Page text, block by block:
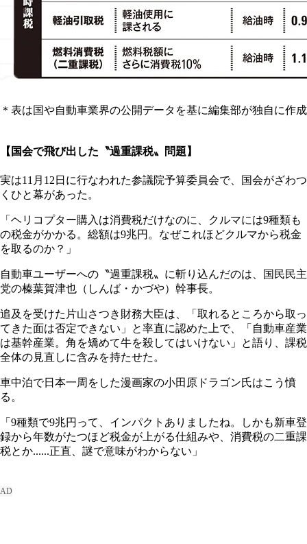
＊表は国や自動車業界の公開データを基に編集部が独自に作成
【国会で飛び出した〝過重課税〟問題】
実は11月12日に行なわれた参議院予算委員会で、国会がざわつ
くひと幕があった。
「ヘリコプター購入は消費税だけなのに、クルマには9種類も
の税金がかかる。総額は9兆円。なぜこれほどクルマから税金
を取るのか？」
自動車ユーザーへの〝過重課税〟に斬り込んだのは、国民民主
党の榛葉賀津也（しんば・かづや）幹事長。
追及を受けた片山さつき財務大臣は、「取れるところから取っ
てきた面は否定できない」と率直に認めた上で、「自動車産業
は基幹産業。角を矯めて牛を殺してはいけない」と語り、課税
全体の見直しに含みを持たせた。
車中泊で日本一周をした漫画家の小田原ドラゴン氏はこう憤
る。
「9種類で9兆円って、インパクトありましたね。しかも新車登
録から年数がたつほど税金が上がる仕組みや、消費税の二重課
税とか......正直、謎で意味がわからない」